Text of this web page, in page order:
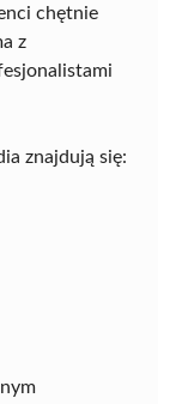
chętnie
z
znajdują się: